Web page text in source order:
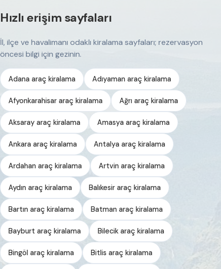
Hızlı erişim sayfaları
İl, ilçe ve havalimanı odaklı kiralama sayfaları; rezervasyon
öncesi bilgi için gezinin.
Adana araç kiralama Adıyaman araç kiralama
Afyonkarahisar araç kiralama Ağrı araç kiralama
Aksaray araç kiralama Amasya araç kiralama
Ankara araç kiralama Antalya araç kiralama
Ardahan araç kiralama Artvin araç kiralama
Aydın araç kiralama Balıkesir araç kiralama
Bartın araç kiralama Batman araç kiralama
Bayburt araç kiralama Bilecik araç kiralama
Bingöl araç kiralama Bitlis araç kiralama